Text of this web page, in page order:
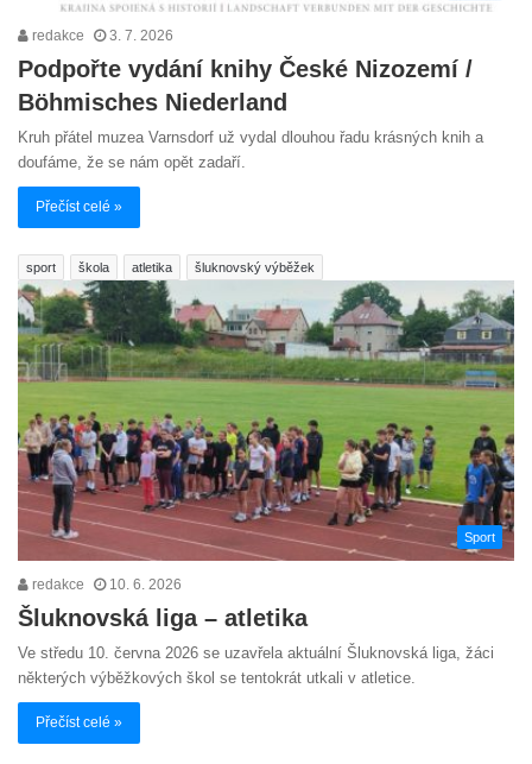
redakce 3. 7. 2026
Podpořte vydání knihy České Nizozemí /
Böhmisches Niederland
Kruh přátel muzea Varnsdorf už vydal dlouhou řadu krásných knih a
doufáme, že se nám opět zadaří.
Přečíst celé »
sport škola atletika šluknovský výběžek
Sport
redakce 10. 6. 2026
Šluknovská liga – atletika
Ve středu 10. června 2026 se uzavřela aktuální Šluknovská liga, žáci
některých výběžkových škol se tentokrát utkali v atletice.
Přečíst celé »